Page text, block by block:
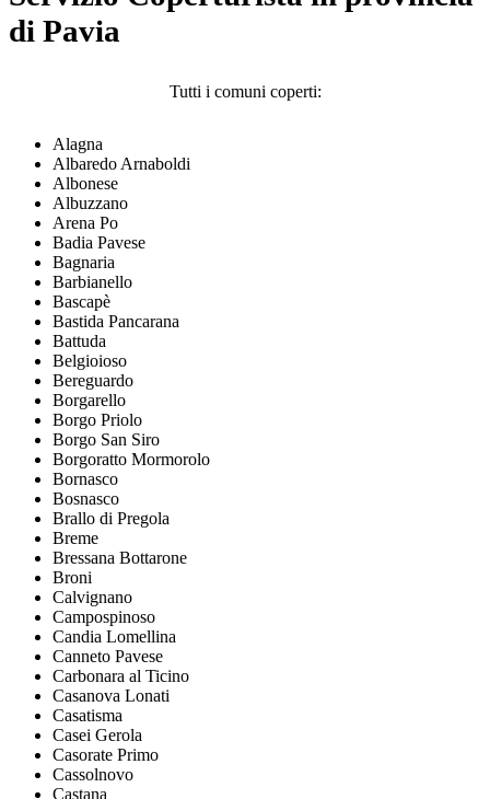
di Pavia
Tutti i comuni coperti:
Alagna
Albaredo Arnaboldi
Albonese
Albuzzano
Arena Po
Badia Pavese
Bagnaria
Barbianello
Bascapè
Bastida Pancarana
Battuda
Belgioioso
Bereguardo
Borgarello
Borgo Priolo
Borgo San Siro
Borgoratto Mormorolo
Bornasco
Bosnasco
Brallo di Pregola
Breme
Bressana Bottarone
Broni
Calvignano
Campospinoso
Candia Lomellina
Canneto Pavese
Carbonara al Ticino
Casanova Lonati
Casatisma
Casei Gerola
Casorate Primo
Cassolnovo
Castana